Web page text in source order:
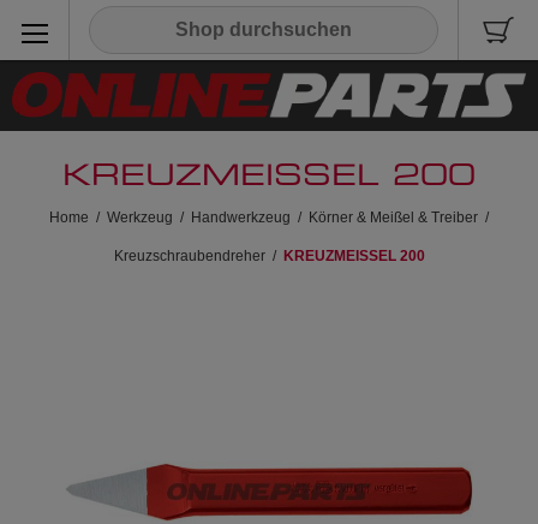
KREUZMEISSEL 200
Home / Werkzeug / Handwerkzeug / Körner & Meißel & Treiber /
Kreuzschraubendreher / KREUZMEISSEL 200